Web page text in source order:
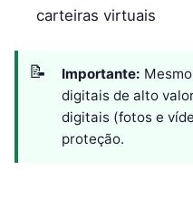
carteiras virtuais
Importante:
digitais de alto
digitais (fotos e
proteção.